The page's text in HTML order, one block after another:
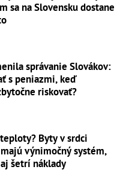
sa na Slovensku dostane
správanie Slovákov:
s peniazmi, keď
riskovať?
Byty v srdci
výnimočný systém,
šetrí náklady